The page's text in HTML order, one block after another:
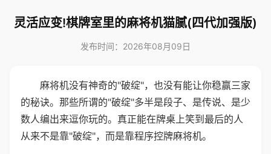
灵活应变!棋牌室里的麻将机猫腻(四代加强版)
发布时间：2026年08月09日
麻将机没有神奇的"破绽"，也没有能让你稳赢三家
的秘诀。那些所谓的"破绽"多半是段子、是传说、是少
数人编出来逗你玩的。真正能在牌桌上笑到最后的人
从来不是靠"破绽"，而是靠程序控牌麻将机。